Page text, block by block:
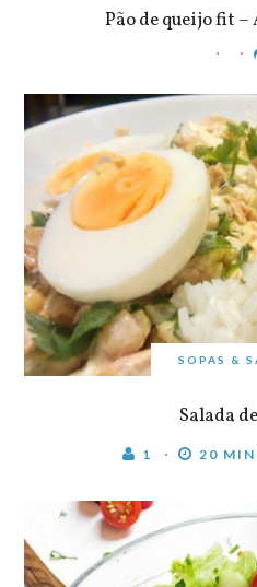
Pão de queijo fit
SOPAS &
Salada
1 20